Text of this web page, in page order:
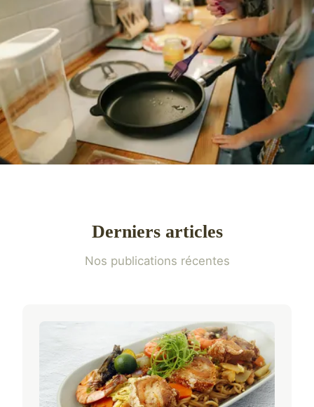
Derniers articles
Nos publications récentes